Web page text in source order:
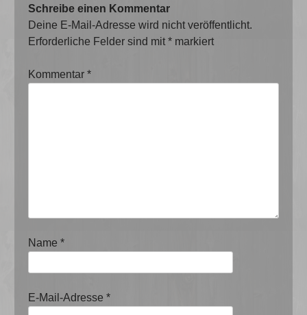
Schreibe einen Kommentar
Deine E-Mail-Adresse wird nicht veröffentlicht.
Erforderliche Felder sind mit* markiert
Kommentar*
Name*
E-Mail-Adresse*